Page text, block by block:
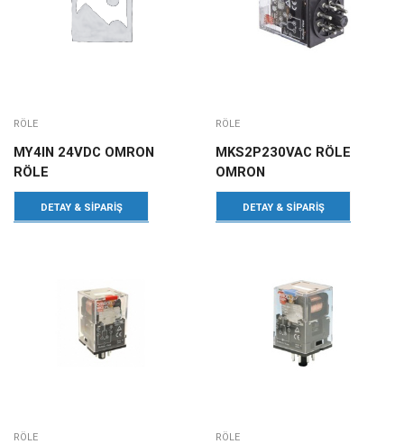
RÖLE
MY4IN 24VDC OMRON
RÖLE
DETAY & SIPARIŞ
RÖLE
MKS2P230VAC RÖLE
OMRON
DETAY & SIPARIŞ
RÖLE RÖLE